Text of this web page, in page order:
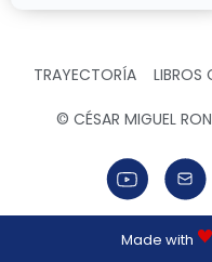
TRAYECTORÍA LIBROS
© CÉSAR MIGUEL
Made with